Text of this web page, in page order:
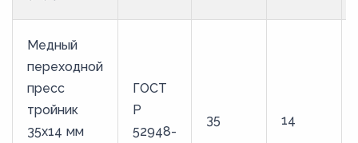
Медный
переходной
пресс
тройник
35х14 мм
ГОСТ
Р
52948-
35 14